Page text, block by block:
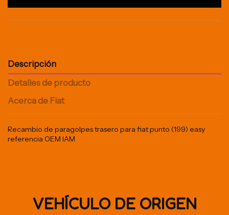
Descripción
Detalles de producto
Acerca de Fiat
Recambio de paragolpes trasero para fiat punto (199) easy
referencia OEM IAM
VEHÍCULO DE ORIGEN